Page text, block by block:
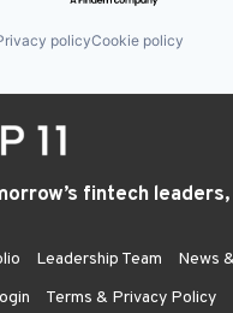
policyCookie policy
fintech
Leadership Team
News
Terms & Privacy Policy